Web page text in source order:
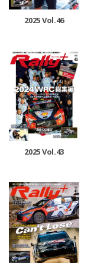
2025 Vol.46
2025 Vol.43